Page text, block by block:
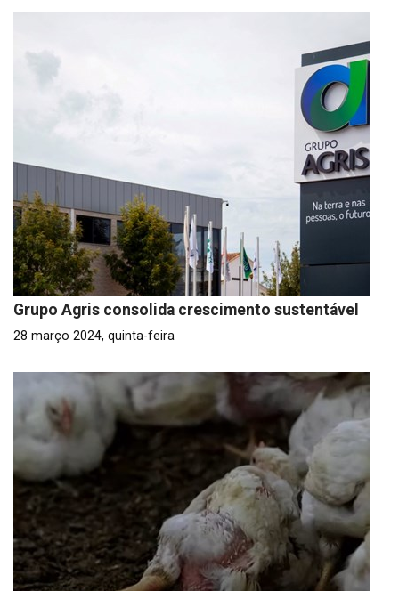
Grupo Agris consolida crescimento sustentável
28 março 2024, quinta-feira